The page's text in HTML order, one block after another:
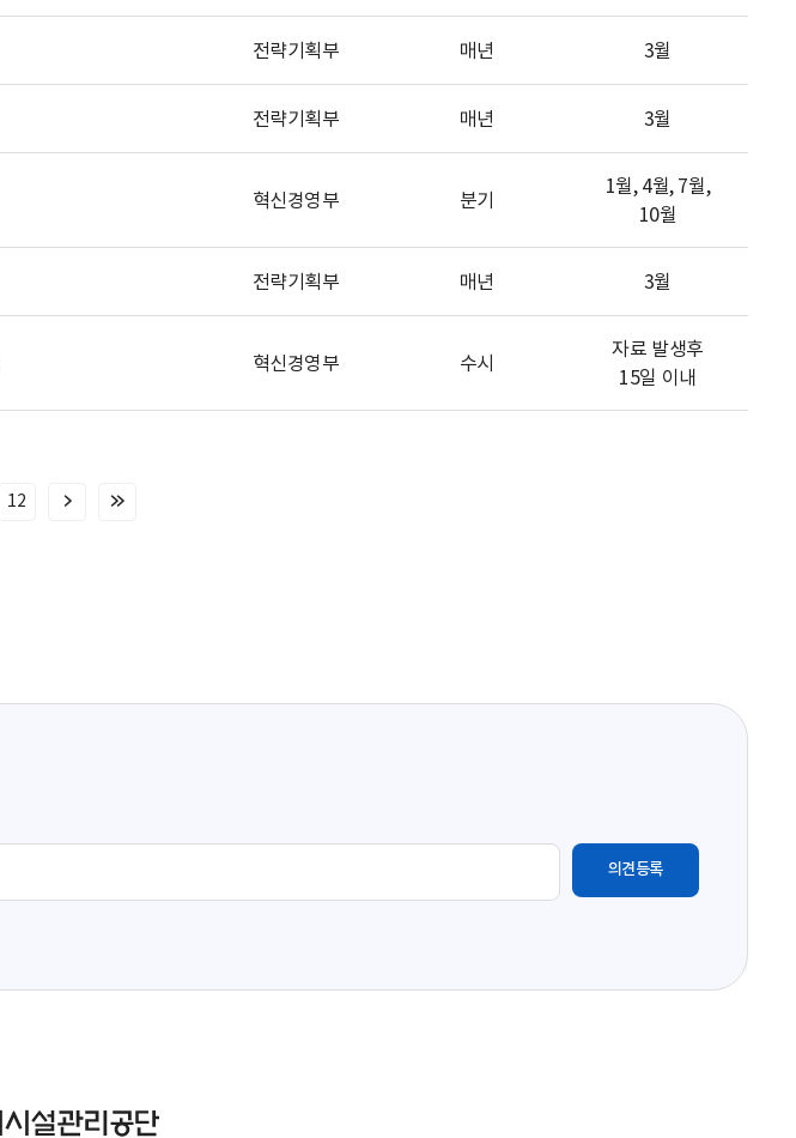
전략기획부 매년 3월
전략기획부 매년 3월
혁신경영부 분기
1월, 4월, 7월,
10월
전략기획부 매년 3월
혁신경영부 수시
자료 발생후
15일 이내
12
다
마